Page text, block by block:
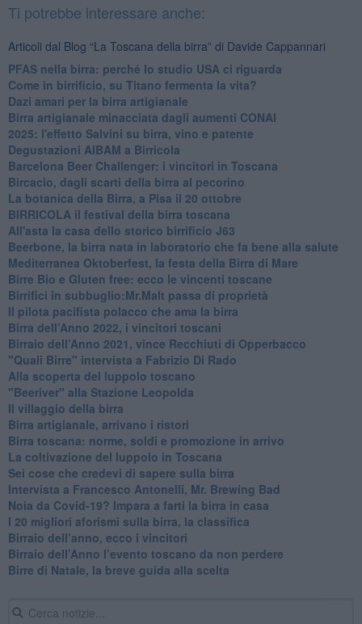
Ti potrebbe interessare anche:
Articoli dal Blog “La Toscana della birra” di Davide Cappannari
​PFAS nella birra: perché lo studio USA ci riguarda
​Come in birrificio, su Titano fermenta la vita?
Dazi amari per la birra artigianale
​Birra artigianale minacciata dagli aumenti CONAI
​2025: l'effetto Salvini su birra, vino e patente
​Degustazioni AIBAM a Birricola
​Barcelona Beer Challenger: i vincitori in Toscana
Bircacio, dagli scarti della birra al pecorino
​La botanica della Birra, a Pisa il 20 ottobre
BIRRICOLA il festival della birra toscana
​All'asta la casa dello storico birrificio J63
Beerbone, la birra nata in laboratorio che fa bene alla salute
Mediterranea Oktoberfest, la festa della Birra di Mare
​Birre Bio e Gluten free: ecco le vincenti toscane
​Birrifici in subbuglio:Mr.Malt passa di proprietà
​Il pilota pacifista polacco che ama la birra
​Birra dell’Anno 2022, i vincitori toscani
Birraio dell’Anno 2021, vince Recchiuti di Opperbacco
"Quali Birre" intervista a Fabrizio Di Rado
​Alla scoperta del luppolo toscano
"Beeriver" alla Stazione Leopolda
Il villaggio della birra
Birra artigianale, arrivano i ristori
Birra toscana: norme, soldi e promozione in arrivo
La coltivazione del luppolo in Toscana
Sei cose che credevi di sapere sulla birra
Intervista a Francesco Antonelli, Mr. Brewing Bad
Noia da Covid-19? Impara a farti la birra in casa
I 20 migliori aforismi sulla birra, la classifica
​Birraio dell’anno, ecco i vincitori
​Birraio dell’Anno l’evento toscano da non perdere
Birre di Natale, la breve guida alla scelta